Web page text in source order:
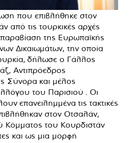
που επιβλήθηκε στον
από τις τουρκικές αρχές
της Ευρωπαϊκής
Δικαιωμάτων, την οποία
δήλωσε ο Γάλλος
Αντιπρόεδρος
Σύνορα και μέλος
του Παρισιού . Οι
επανειλημμένα τις τακτικές
στον Οτσαλάν,
Κόμματος του Κουρδιστάν
και ως μια μορφή